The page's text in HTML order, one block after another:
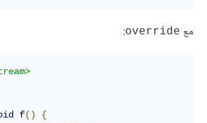
مع ‎override‎
:
f()
{